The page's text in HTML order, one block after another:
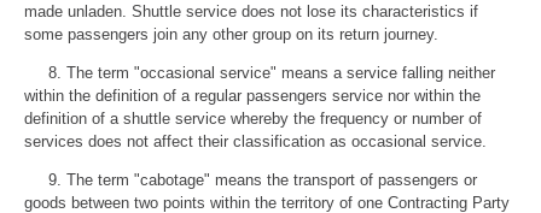
made unladen. Shuttle service does not lose its characteristics if
some passengers join any other group on its return journey.
8. The term "occasional service" means a service falling neither
within the definition of a regular passengers service nor within the
definition of a shuttle service whereby the frequency or number of
services does not affect their classification as occasional service.
9. The term "cabotage" means the transport of passengers or
goods between two points within the territory of one Contracting Party